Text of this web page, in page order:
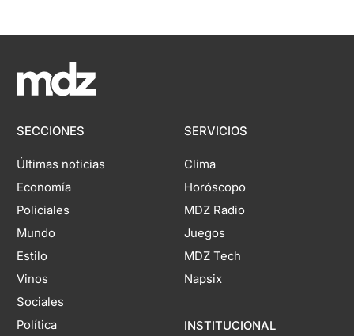
SECCIONES
Últimas noticias
Economía
Policiales
Mundo
Estilo
Vinos
Sociales
Política
SERVICIOS
Clima
Horóscopo
MDZ Radio
Juegos
MDZ Tech
Napsix
INSTITUCIONAL